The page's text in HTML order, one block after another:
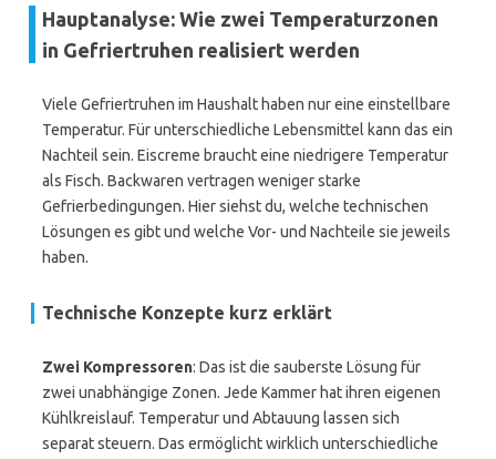
Hauptanalyse: Wie zwei Temperaturzonen
in Gefriertruhen realisiert werden
Viele Gefriertruhen im Haushalt haben nur eine einstellbare
Temperatur. Für unterschiedliche Lebensmittel kann das ein
Nachteil sein. Eiscreme braucht eine niedrigere Temperatur
als Fisch. Backwaren vertragen weniger starke
Gefrierbedingungen. Hier siehst du, welche technischen
Lösungen es gibt und welche Vor- und Nachteile sie jeweils
haben.
Technische Konzepte kurz erklärt
Zwei Kompressoren: Das ist die sauberste Lösung für
zwei unabhängige Zonen. Jede Kammer hat ihren eigenen
Kühlkreislauf. Temperatur und Abtauung lassen sich
separat steuern. Das ermöglicht wirklich unterschiedliche